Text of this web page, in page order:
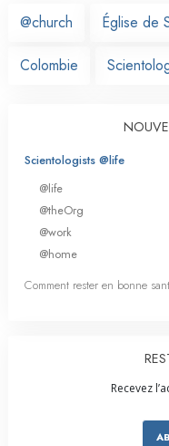
@church
Église de
Colombie
Scientologists @life
@life
@theOrg
@work
@home
Comment rester en bonne
Recevez